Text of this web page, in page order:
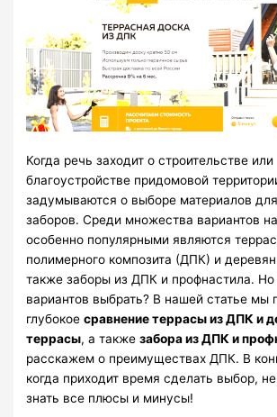
Когда речь заходит о строительстве или
благоустройстве придомовой
задумываются о выборе материалов
заборов. Среди множества вариантов
особенно популярными являются
полимерного композита (ДПК) и
также заборы из ДПК и профнастила. Но
вариантов выбрать? В нашей статье мы
глубокоесравнение террасы из ДПК и
террасы, а такжезабора из ДПК и
расскажем о преимуществах ДПК. В
когда приходит время сделать выбор,
знать все плюсы и минусы!